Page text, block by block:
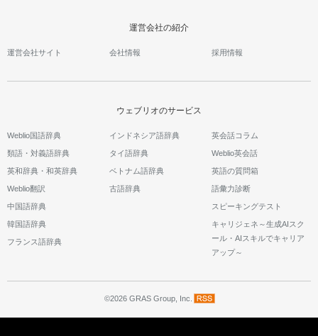
運営会社の紹介
運営会社サイト 会社情報 採用情報
ウェブリオのサービス
Weblio国語辞典
類語・対義語辞典
英和辞典・和英辞典
Weblio翻訳
中国語辞典
韓国語辞典
フランス語辞典
インドネシア語辞典
タイ語辞典
ベトナム語辞典
古語辞典
英会話コラム
Weblio英会話
英語の質問箱
語彙力診断
スピーキングテスト
キャリジェネ～生成AIスク
ール・AIスキルでキャリア
アップ～
©2026 GRAS Group, Inc.